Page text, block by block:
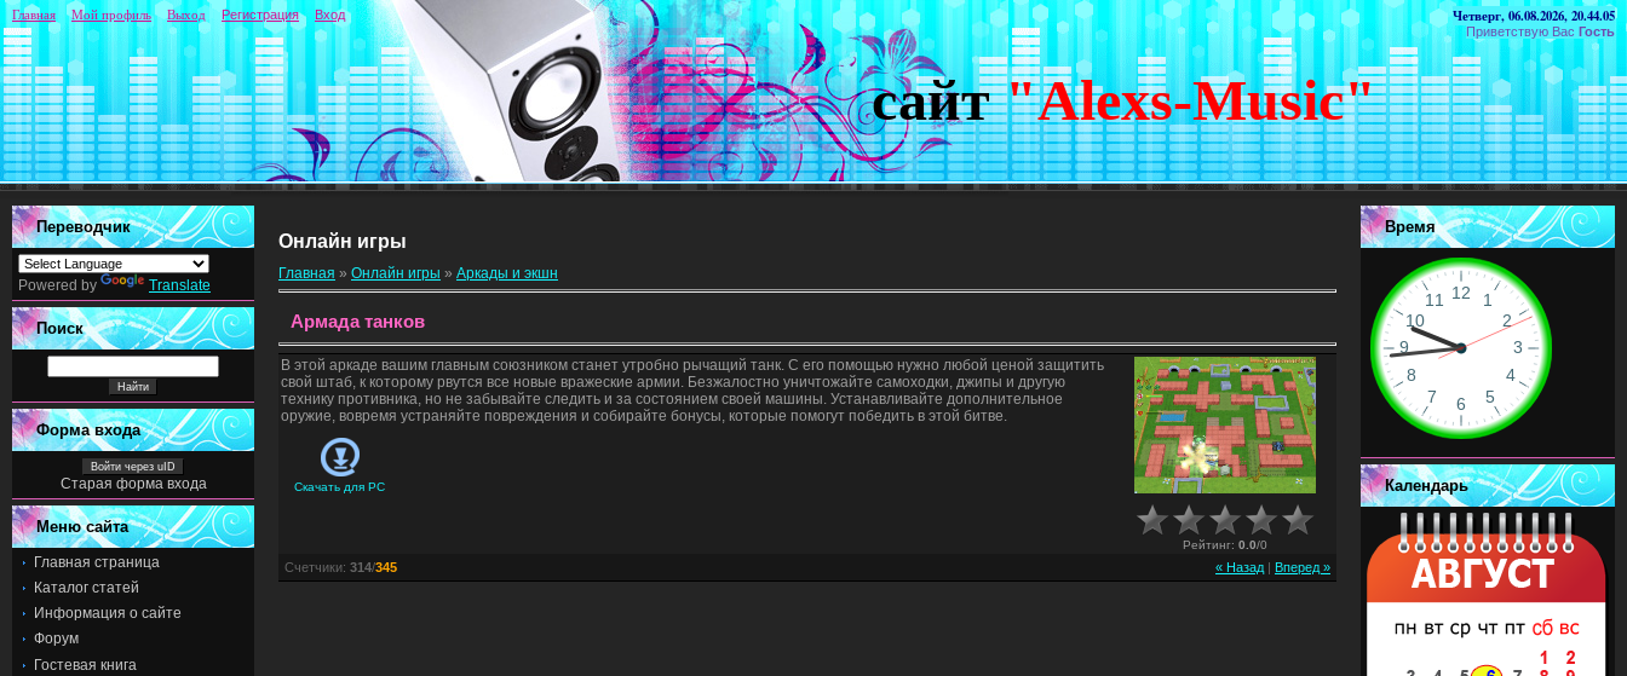
Четверг, 06.08.2026, 20.44.05
Приветствую Вас Гость
сайт "Alexs-Music"
Главная Мой профиль Выход Регистрация Вход
Переводчик
Powered by Translate
Поиск
Форма входа
Войти через uID
Старая форма входа
Меню сайта
Главная страница
Каталог статей
Информация о сайте
Форум
Гостевая книга
Онлайн игры
Главная » Онлайн игры » Аркады и экшн
Армада танков
В этой аркаде вашим главным союзником станет утробно рычащий танк. С его помощью нужно любой ценой защитить
свой штаб, к которому рвутся все новые вражеские армии. Безжалостно уничтожайте самоходки, джипы и другую
технику противника, но не забывайте следить и за состоянием своей машины. Устанавливайте дополнительное
оружие, вовремя устраняйте повреждения и собирайте бонусы, которые помогут победить в этой битве.
Скачать для PC
Рейтинг: 0.0/0
« Назад| Вперед »
Счетчики: 314/345
Время
Календарь